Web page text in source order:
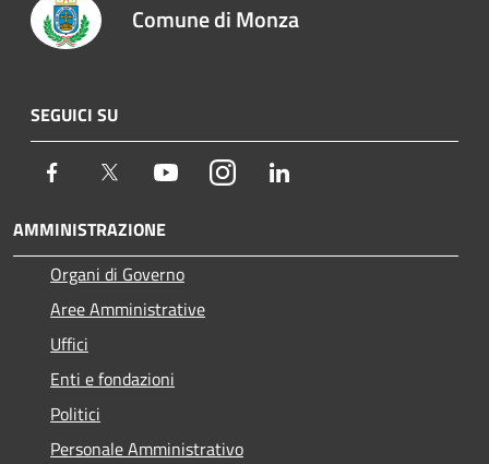
Comune di Monza
SEGUICI SU
Facebook Twitter YoutubeInstagram
AMMINISTRAZIONE
Organi di Governo
Aree Amministrative
Uffici
Enti e fondazioni
Politici
Personale Amministrativo